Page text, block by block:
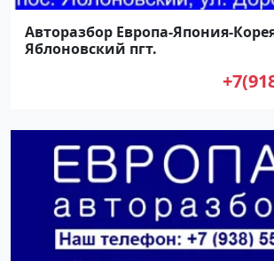
Авторазбор Европа-Япония-
Яблоновский пгт.